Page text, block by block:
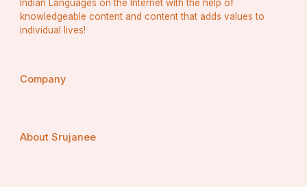
बता फिर तुझे किस तरह हिम्मत से अपनाऊंँ ।
मैं पूछ बैठी उससे
तेरी चाहत में कहीं मौत ना अपना लूं
Indian Languages on the Internet with the help of
knowledgeable content and content that adds values to
individual lives!
Company
About Srujanee